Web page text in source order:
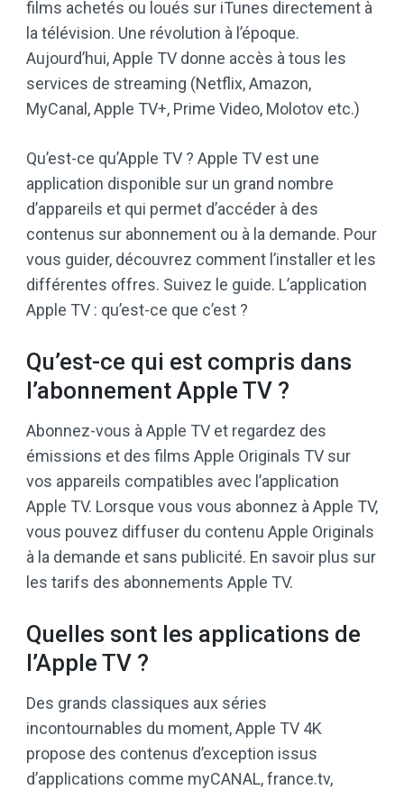
films achetés ou loués sur iTunes directement à
la télévision. Une révolution à l’époque.
Aujourd’hui, Apple TV donne accès à tous les
services de streaming (Netflix, Amazon,
MyCanal, Apple TV+, Prime Video, Molotov etc.)
Qu’est-ce qu’Apple TV ? Apple TV est une
application disponible sur un grand nombre
d’appareils et qui permet d’accéder à des
contenus sur abonnement ou à la demande. Pour
vous guider, découvrez comment l’installer et les
différentes offres. Suivez le guide. L’application
Apple TV : qu’est-ce que c’est ?
Qu’est-ce qui est compris dans
l’abonnement Apple TV ?
Abonnez-vous à Apple TV et regardez des
émissions et des films Apple Originals TV sur
vos appareils compatibles avec l’application
Apple TV. Lorsque vous vous abonnez à Apple TV,
vous pouvez diffuser du contenu Apple Originals
à la demande et sans publicité. En savoir plus sur
les tarifs des abonnements Apple TV.
Quelles sont les applications de
l’Apple TV ?
Des grands classiques aux séries
incontournables du moment, Apple TV 4K
propose des contenus d’exception issus
d’applications comme myCANAL, france.tv,